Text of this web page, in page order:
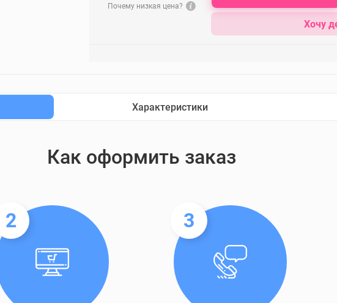
Почему низкая цена?
Хочу
Характеристики
Как оформить заказ
2 3